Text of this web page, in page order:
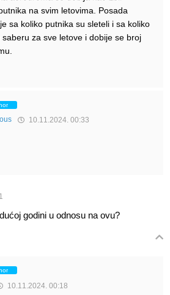
na svim letovima. Posada
sa koliko putnika su sleteli i sa koliko
za sve letove i dobije se broj
10.11.2024. 00:33
godini u odnosu na ovu?
10.11.2024. 00:18